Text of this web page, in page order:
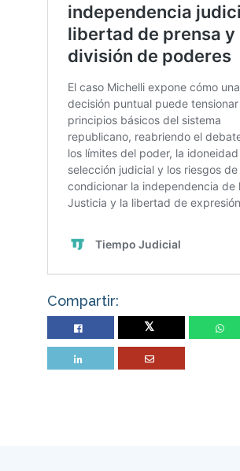
Compartir:
Twitter